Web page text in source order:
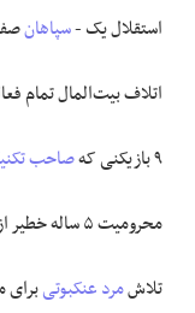
استقلال یک -سپاهان
اتلاف بیت‌المال تمام
۹ بازیکنی که صاحب
محرومیت ۵ ساله خطیر از فعالیت‌های فوتبالی
تلاشمرد عنکبوتیبرای